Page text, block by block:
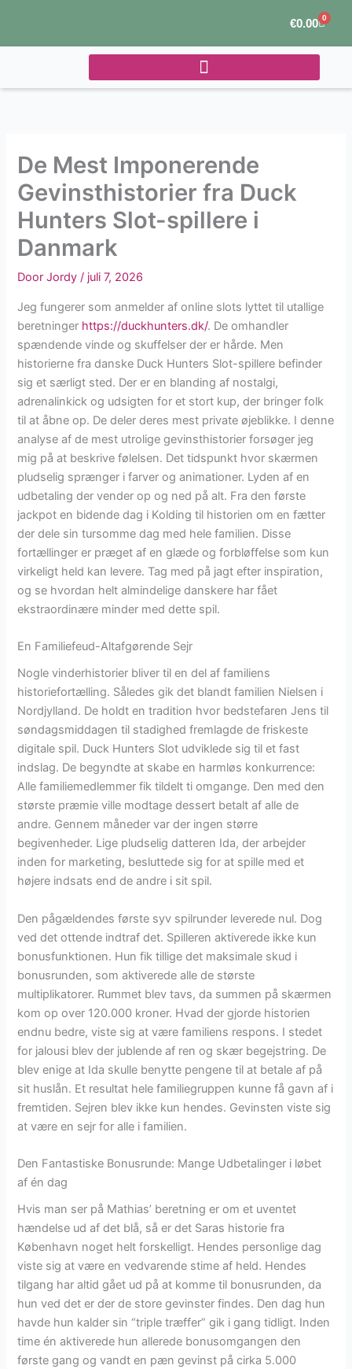
de
€0.00 0
De Mest Imponerende
Gevinsthistorier fra Duck
Hunters Slot-spillere i
Danmark
DoorJordy/ juli 7, 2026
Jeg fungerer som anmelder af online slots lyttet til utallige
beretninger https://duckhunters.dk/. De omhandler
spændende vinde og skuffelser der er hårde. Men
historierne fra danske Duck Hunters Slot-spillere befinder
sig et særligt sted. Der er en blanding af nostalgi,
adrenalinkick og udsigten for et stort kup, der bringer folk
til at åbne op. De deler deres mest private øjeblikke. I denne
analyse af de mest utrolige gevinsthistorier forsøger jeg
mig på at beskrive følelsen. Det tidspunkt hvor skærmen
pludselig sprænger i farver og animationer. Lyden af en
udbetaling der vender op og ned på alt. Fra den første
jackpot en bidende dag i Kolding til historien om en fætter
der dele sin tursomme dag med hele familien. Disse
fortællinger er præget af en glæde og forbløffelse som kun
virkeligt held kan levere. Tag med på jagt efter inspiration,
og se hvordan helt almindelige danskere har fået
ekstraordinære minder med dette spil.
En Familiefeud-Altafgørende Sejr
Nogle vinderhistorier bliver til en del af familiens
historiefortælling. Således gik det blandt familien Nielsen i
Nordjylland. De holdt en tradition hvor bedstefaren Jens til
søndagsmiddagen til stadighed fremlagde de friskeste
digitale spil. Duck Hunters Slot udviklede sig til et fast
indslag. De begyndte at skabe en harmløs konkurrence:
Alle familiemedlemmer fik tildelt ti omgange. Den med den
største præmie ville modtage dessert betalt af alle de
andre. Gennem måneder var der ingen større
begivenheder. Lige pludselig datteren Ida, der arbejder
inden for marketing, besluttede sig for at spille med et
højere indsats end de andre i sit spil.
Den pågældendes første syv spilrunder leverede nul. Dog
ved det ottende indtraf det. Spilleren aktiverede ikke kun
bonusfunktionen. Hun fik tillige det maksimale skud i
bonusrunden, som aktiverede alle de største
multiplikatorer. Rummet blev tavs, da summen på skærmen
kom op over 120.000 kroner. Hvad der gjorde historien
endnu bedre, viste sig at være familiens respons. I stedet
for jalousi blev der jublende af ren og skær begejstring. De
blev enige at Ida skulle benytte pengene til at betale af på
sit huslån. Et resultat hele familiegruppen kunne få gavn af i
fremtiden. Sejren blev ikke kun hendes. Gevinsten viste sig
at være en sejr for alle i familien.
Den Fantastiske Bonusrunde: Mange Udbetalinger i løbet
af én dag
Hvis man ser på Mathias’ beretning er om et uventet
hændelse ud af det blå, så er det Saras historie fra
København noget helt forskelligt. Hendes personlige dag
viste sig at være en vedvarende stime af held. Hendes
tilgang har altid gået ud på at komme til bonusrunden, da
hun ved det er der de store gevinster findes. Den dag hun
havde hun kalder sin “triple træffer” gik i gang tidligt. Inden
time én aktiverede hun allerede bonusomgangen den
første gang og vandt en pæn gevinst på cirka 5.000